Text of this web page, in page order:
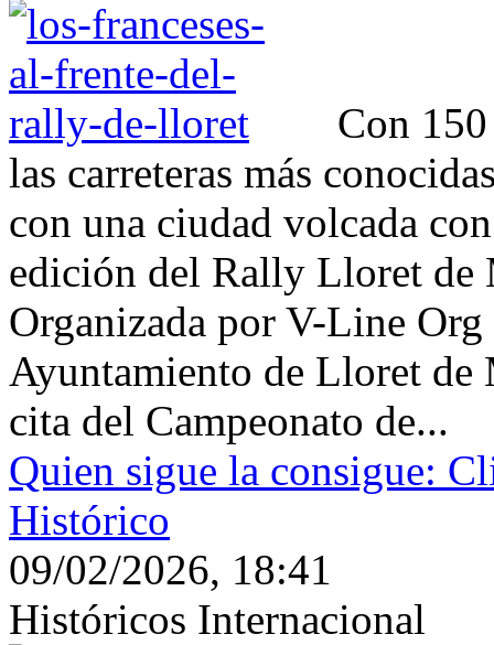
Con
las carreteras más
con una ciudad volcada
edición del Rally Lloret de
Organizada por V-Line
Ayuntamiento de Lloret de
cita del Campeonato de...
Quien sigue la consigue:
Histórico
09/02/2026, 18:41
Históricos Internacional